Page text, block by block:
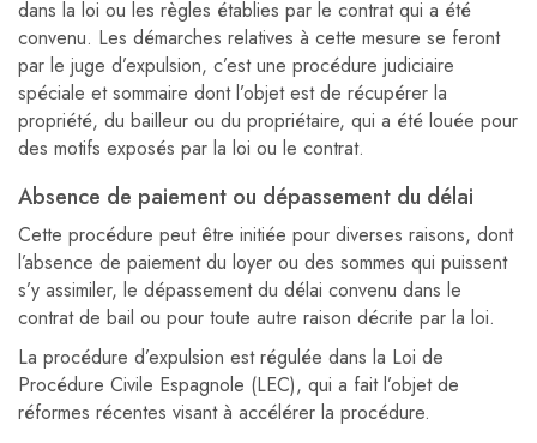
dans la loi ou les règles établies par le contrat qui a été
convenu. Les démarches relatives à cette mesure se feront
par le juge d’expulsion, c’est une procédure judiciaire
spéciale et sommaire dont l’objet est de récupérer la
propriété, du bailleur ou du propriétaire, qui a été louée pour
des motifs exposés par la loi ou le contrat.
Absence de paiement ou dépassement du délai
Cette procédure peut être initiée pour diverses raisons, dont
l’absence de paiement du loyer ou des sommes qui puissent
s’y assimiler, le dépassement du délai convenu dans le
contrat de bail ou pour toute autre raison décrite par la loi.
La procédure d’expulsion est régulée dans la Loi de
Procédure Civile Espagnole (LEC), qui a fait l’objet de
réformes récentes visant à accélérer la procédure.